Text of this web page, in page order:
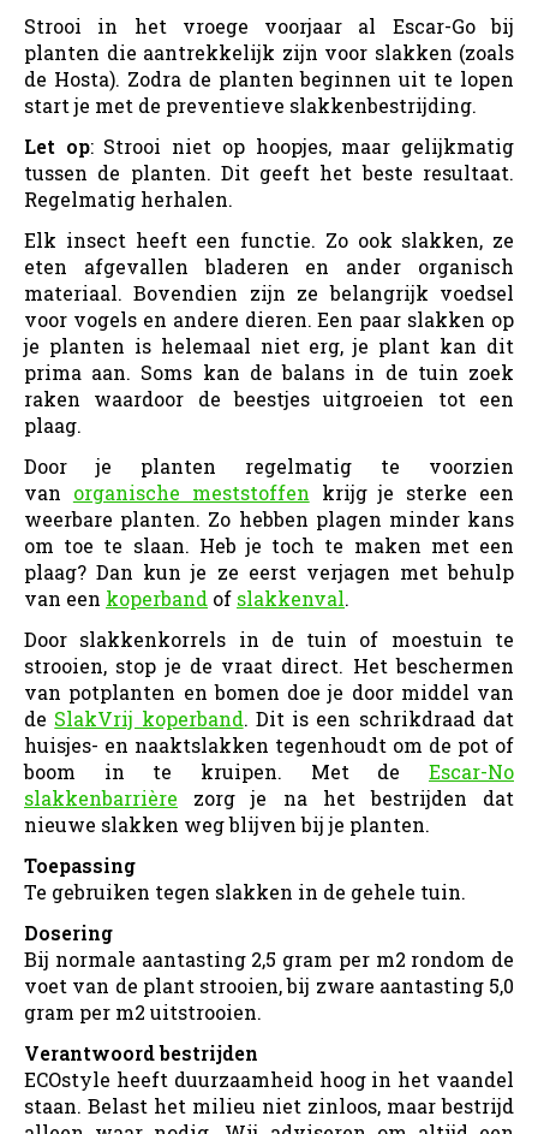
Strooi in het vroege voorjaar al Escar-Go bij
planten die aantrekkelijk zijn voor slakken (zoals
de Hosta). Zodra de planten beginnen uit te lopen
start je met de preventieve slakkenbestrijding.
Let op: Strooi niet op hoopjes, maar gelijkmatig
tussen de planten. Dit geeft het beste resultaat.
Regelmatig herhalen.
Elk insect heeft een functie. Zo ook slakken, ze
eten afgevallen bladeren en ander organisch
materiaal. Bovendien zijn ze belangrijk voedsel
voor vogels en andere dieren. Een paar slakken op
je planten is helemaal niet erg, je plant kan dit
prima aan. Soms kan de balans in de tuin zoek
raken waardoor de beestjes uitgroeien tot een
plaag.
Door je planten regelmatig te voorzien
van organische meststoffen krijg je sterke een
weerbare planten. Zo hebben plagen minder kans
om toe te slaan. Heb je toch te maken met een
plaag? Dan kun je ze eerst verjagen met behulp
van een koperband of slakkenval.
Door slakkenkorrels in de tuin of moestuin te
strooien, stop je de vraat direct. Het beschermen
van potplanten en bomen doe je door middel van
de SlakVrij koperband. Dit is een schrikdraad dat
huisjes- en naaktslakken tegenhoudt om de pot of
boom in te kruipen. Met de Escar-No
slakkenbarrière zorg je na het bestrijden dat
nieuwe slakken weg blijven bij je planten.
Toepassing
Te gebruiken tegen slakken in de gehele tuin.
Dosering
Bij normale aantasting 2,5 gram per m2 rondom de
voet van de plant strooien, bij zware aantasting 5,0
gram per m2 uitstrooien.
Verantwoord bestrijden
ECOstyle heeft duurzaamheid hoog in het vaandel
staan. Belast het milieu niet zinloos, maar bestrijd